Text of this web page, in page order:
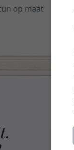
op maat